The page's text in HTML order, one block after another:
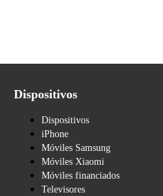
Dispositivos
Dispositivos
iPhone
Móviles Samsung
Móviles Xiaomi
Móviles financiados
Televisores